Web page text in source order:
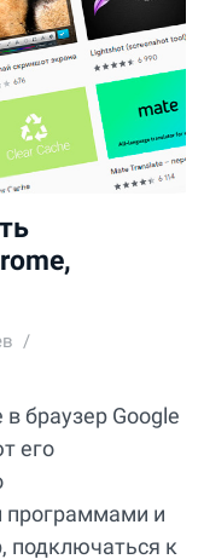
браузер Google
его
программами и
подключаться к